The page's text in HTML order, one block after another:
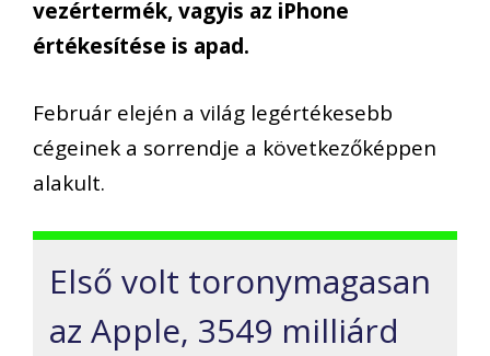
vezértermék, vagyis az iPhone
értékesítése is apad.
Február elején a világ legértékesebb
cégeinek a sorrendje a következőképpen
alakult.
Első volt toronymagasan
az Apple, 3549 milliárd